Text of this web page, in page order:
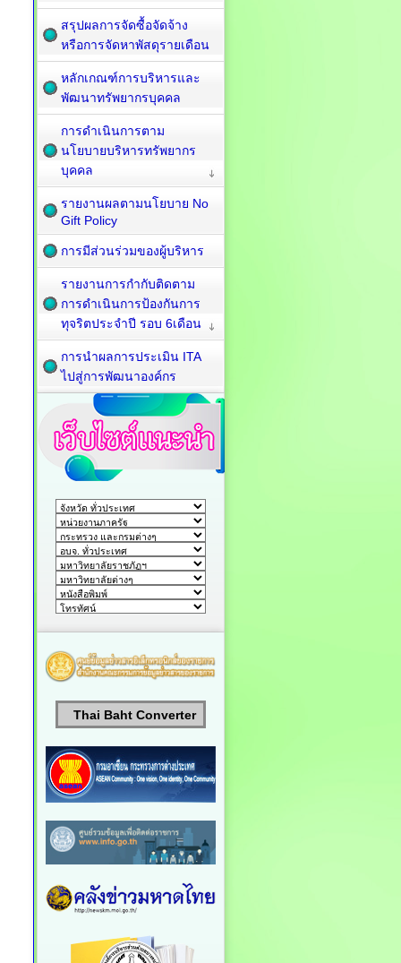
สรุปผลการจัดซื้อจัดจ้าง
หรือการจัดหาพัสดุรายเดือน
หลักเกณฑ์การบริหารและ
พัฒนาทรัพยากรบุคคล
การดำเนินการตาม
นโยบายบริหารทรัพยากร
บุคคล
รายงานผลตามนโยบาย No
Gift Policy
การมีส่วนร่วมของผู้บริหาร
รายงานการกำกับติดตาม
การดำเนินการป้องกันการ
ทุจริตประจำปี รอบ 6เดือน
การนำผลการประเมิน ITA
ไปสู่การพัฒนาองค์กร
Thai Baht Converter